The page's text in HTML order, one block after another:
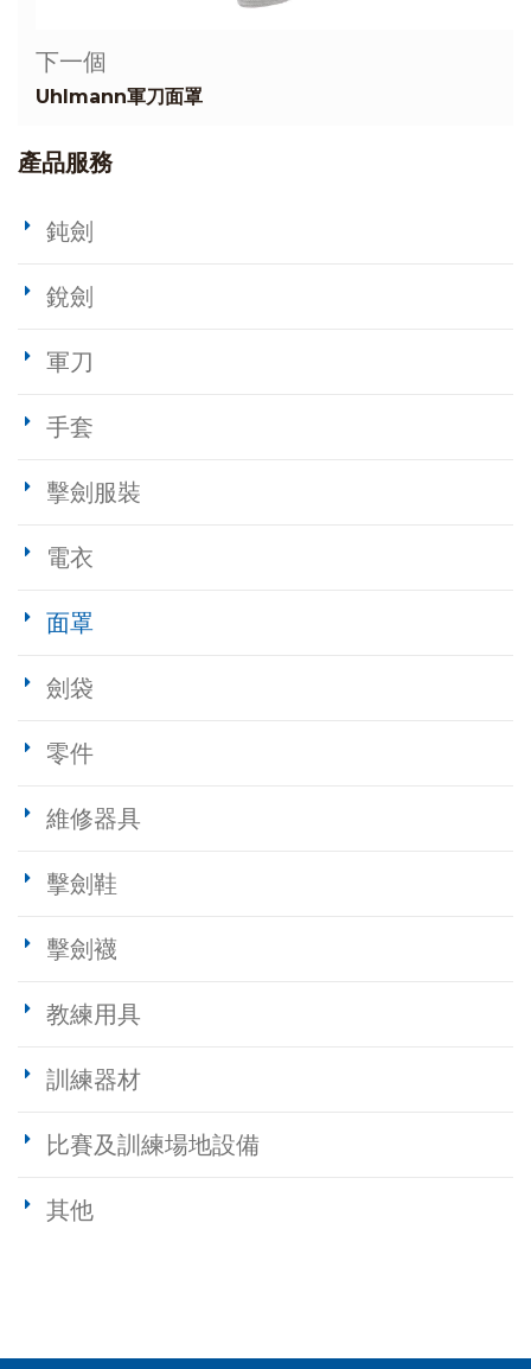
下一個
Uhlmann軍刀面罩
產品服務
鈍劍
銳劍
軍刀
手套
擊劍服裝
電衣
面罩
劍袋
零件
維修器具
擊劍鞋
擊劍襪
教練用具
訓練器材
比賽及訓練場地設備
其他